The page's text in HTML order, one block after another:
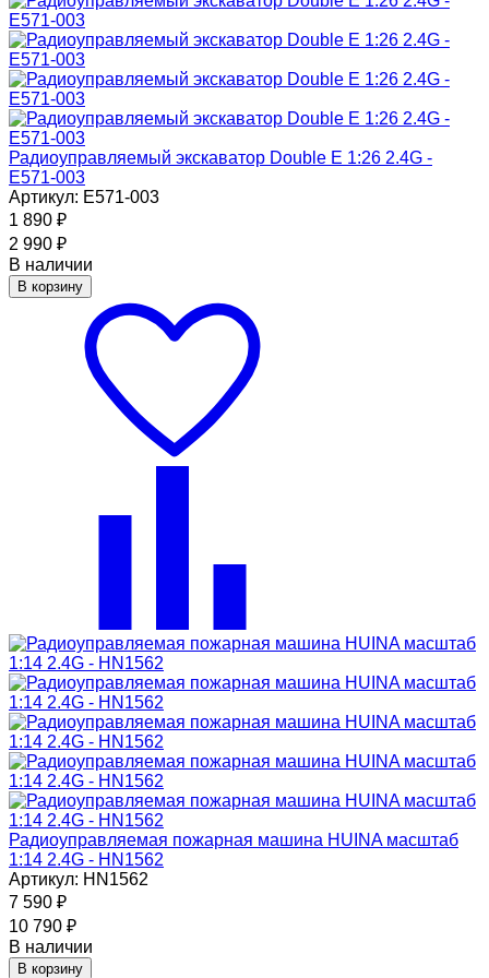
Радиоуправляемый экскаватор Double E 1:26 2.4G -
E571-003
Артикул: E571-003
1 890 ₽
2 990 ₽
В наличии
В корзину
Радиоуправляемая пожарная машина HUINA масштаб
1:14 2.4G - HN1562
Артикул: HN1562
7 590 ₽
10 790 ₽
В наличии
В корзину